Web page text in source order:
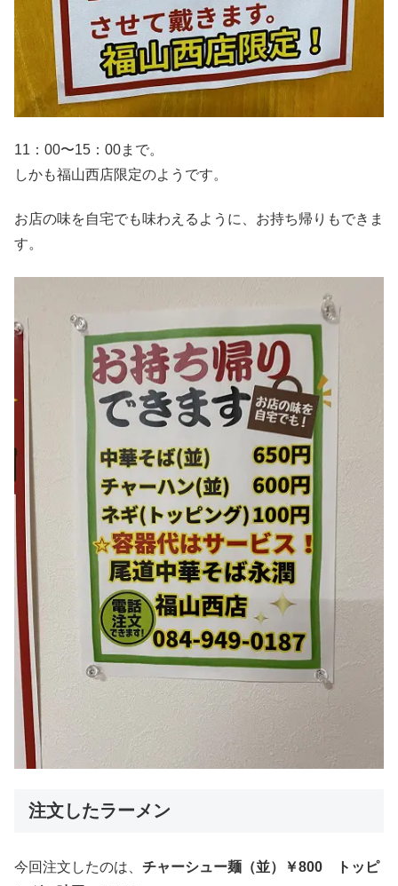
11：00〜15：00まで。
しかも福山西店限定のようです。
お店の味を自宅でも味わえるように、お持ち帰りもできま
す。
注文したラーメン
今回注文したのは、 チャーシュー麺（並）￥800 トッピ